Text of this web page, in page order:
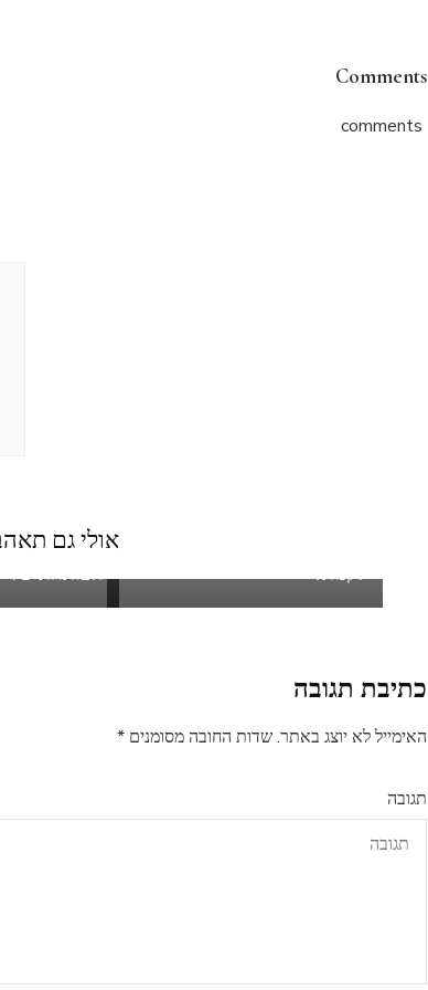
Comments
אולי גם
אתר אייהרב
הפותחת שלי
לקנות?
כתיבת תגובה
האימייל לא יוצג באתר. שדות החובה מסומנים*
תגובה